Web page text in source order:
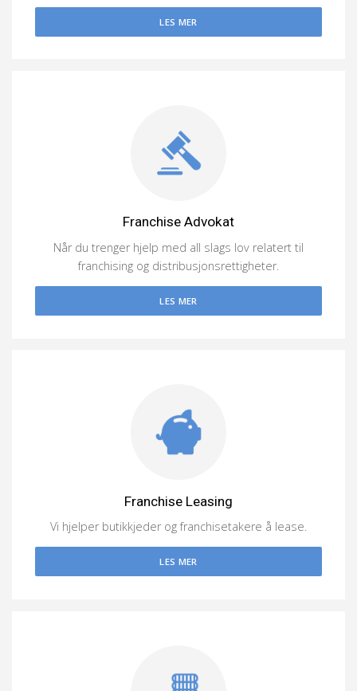
LES MER
Franchise Advokat
Når du trenger hjelp med all slags lov relatert til
franchising og distribusjonsrettigheter.
LES MER
Franchise Leasing
Vi hjelper butikkjeder og franchisetakere å lease.
LES MER